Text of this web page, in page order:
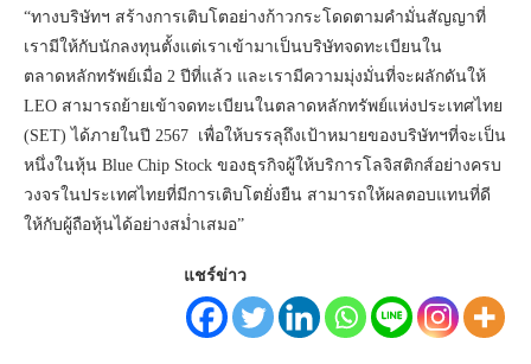
“ทางบริษัทฯ สร้างการเติบโตอย่างก้าวกระโดดตามคำมั่นสัญญาที่
เรามีให้กับนักลงทุนตั้งแต่เราเข้ามาเป็นบริษัทจดทะเบียนใน
ตลาดหลักทรัพย์เมื่อ 2 ปีที่แล้ว และเรามีความมุ่งมั่นที่จะผลักดันให้
LEO สามารถย้ายเข้าจดทะเบียนในตลาดหลักทรัพย์แห่งประเทศไทย
(SET) ได้ภายในปี 2567 เพื่อให้บรรลุถึงเป้าหมายของบริษัทฯที่จะเป็น
หนึ่งในหุ้น Blue Chip Stock ของธุรกิจผู้ให้บริการโลจิสติกส์อย่างครบ
วงจรในประเทศไทยที่มีการเติบโตยั่งยืน สามารถให้ผลตอบแทนที่ดี
ให้กับผู้ถือหุ้นได้อย่างสม่ำเสมอ”
แชร์ข่าว